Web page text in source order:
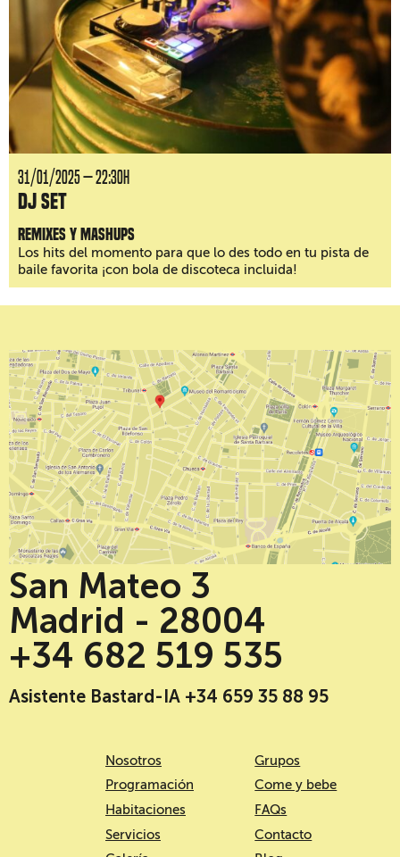
31/01/2025 — 22:30H
DJ Set
Remixes y mashups
Los hits del momento para que lo des todo en tu pista de
baile favorita ¡con bola de discoteca incluida!
San Mateo 3
Madrid - 28004
+34 682 519 535
Asistente Bastard-IA +34 659 35 88 95
Nosotros
Programación
Habitaciones
Servicios
Grupos
Come y bebe
FAQs
Contacto